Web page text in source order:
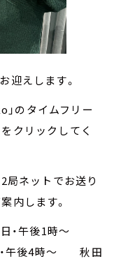
迎えします。
」のタイムフリー
クリックしてく
局ネットでお送り
内します。
日・午後1時～
・午後4時～ 秋田